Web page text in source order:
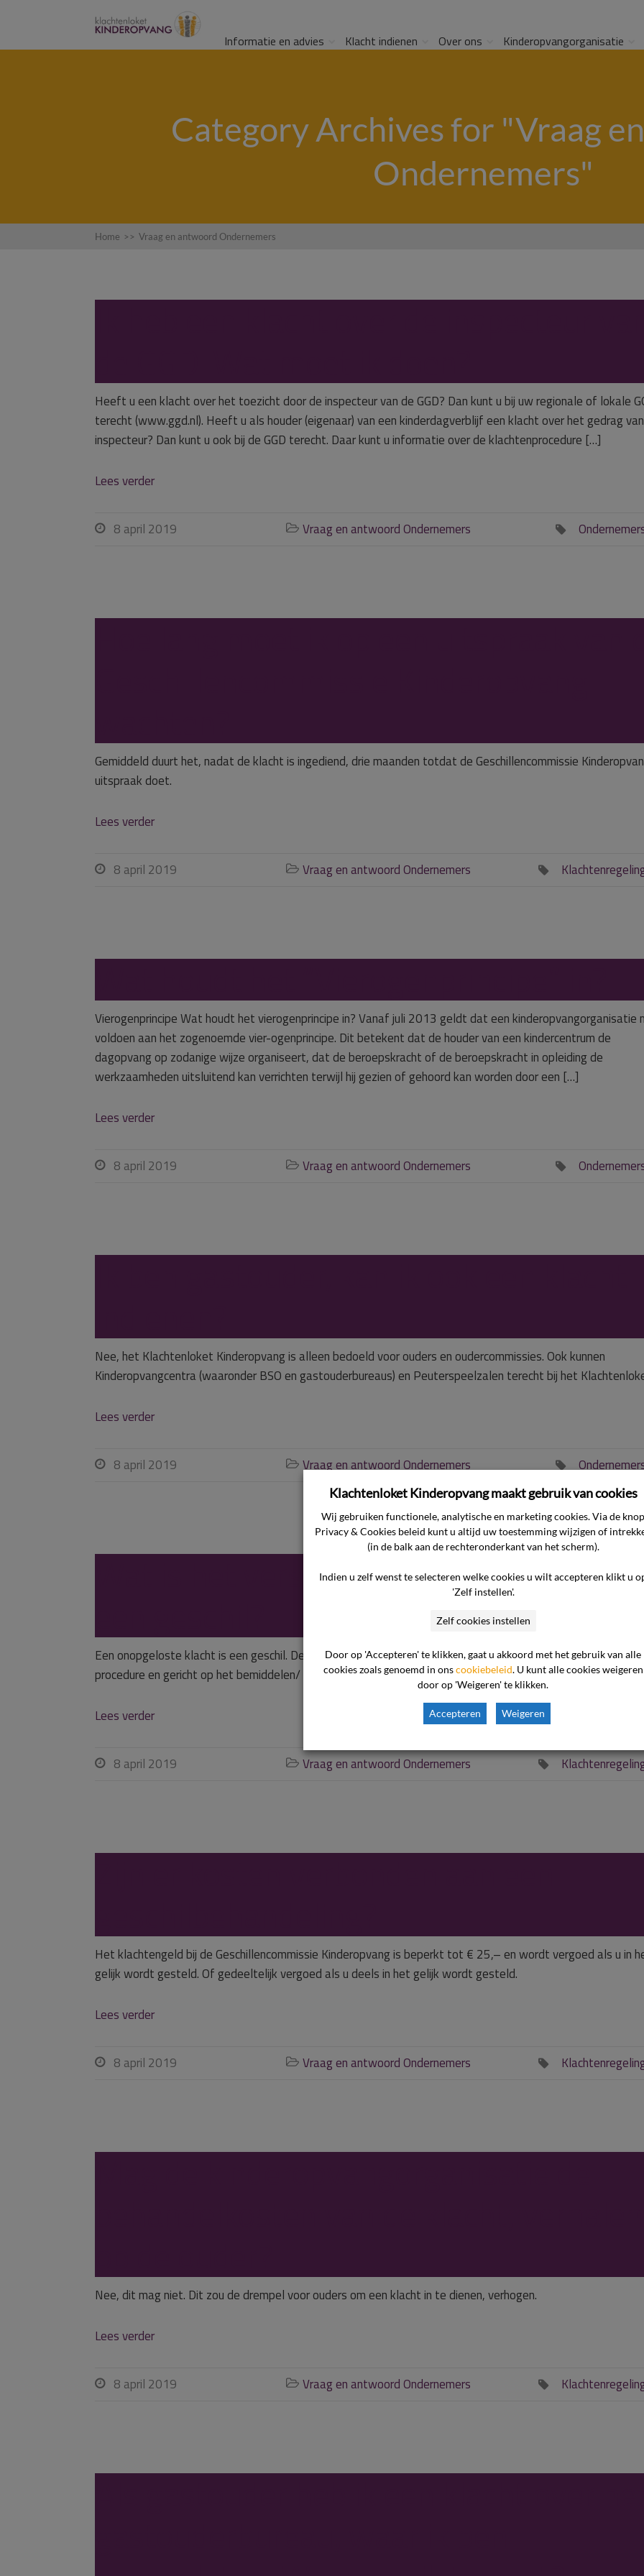
Informatie en advies Klacht indienen Over ons Kinderopvangorganisatie
Category Archives for "Vraag
Ondernemers"
Home >> Vraag en antwoord Ondernemers
Heeft u een klacht over het toezicht door de inspecteur van de GGD? Dan kunt u bij uw regionale of lokale
terecht (www.ggd.nl). Heeft u als houder (eigenaar) van een kinderdagverblijf een klacht over het gedrag
inspecteur? Dan kunt u ook bij de GGD terecht. Daar kunt u informatie over de klachtenprocedure […]
Lees verder
 8 april 2019  Vraag en antwoord Ondernemers 
Gemiddeld duurt het, nadat de klacht is ingediend, drie maanden totdat de Geschillencommissie
uitspraak doet.
Lees verder
 8 april 2019  Vraag en antwoord Ondernemers 
Vierogenprincipe Wat houdt het vierogenprincipe in? Vanaf juli 2013 geldt dat een kinderopvangorganisatie
voldoen aan het zogenoemde vier-ogenprincipe. Dit betekent dat de houder van een kindercentrum de
dagopvang op zodanige wijze organiseert, dat de beroepskracht of de beroepskracht in opleiding de
werkzaamheden uitsluitend kan verrichten terwijl hij gezien of gehoord kan worden door een […]
Lees verder
 8 april 2019  Vraag en antwoord Ondernemers 
Nee, het Klachtenloket Kinderopvang is alleen bedoeld voor ouders en oudercommissies. Ook kunnen
Kinderopvangcentra (waaronder BSO en gastouderbureaus) en Peuterspeelzalen terecht bij het
Lees verder
 8 april 2019  Vraag en antwoord Ondernemers 
Wat is het verschil tussen een klacht en
Een onopgeloste klacht is een geschil. De klachtenprocedure bij het Klachtenloket Kinderopvang is een
procedure en gericht op het bemiddelen/ informatie verschaffen om de klacht samen op te lossen.
Lees verder
 8 april 2019  Vraag en antwoord Ondernemers 
Het klachtengeld bij de Geschillencommissie Kinderopvang is beperkt tot € 25,– en wordt vergoed als u in
gelijk wordt gesteld. Of gedeeltelijk vergoed als u deels in het gelijk wordt gesteld.
Lees verder
 8 april 2019  Vraag en antwoord Ondernemers 
Nee, dit mag niet. Dit zou de drempel voor ouders om een klacht in te dienen, verhogen.
Lees verder
 8 april 2019  Vraag en antwoord Ondernemers 
Klachtenloket Kinderopvang maakt gebruik van cookies
Wij gebruiken functionele, analytische en marketing cookies. Via de knop
Privacy & Cookies beleid kunt u altijd uw toestemming wijzigen of
(in de balk aan de rechteronderkant van het scherm).
Indien u zelf wenst te selecteren welke cookies u wilt accepteren klikt u
'Zelf instellen'.
Zelf cookies instellen
Door op 'Accepteren' te klikken, gaat u akkoord met het gebruik van alle
cookies zoals genoemd in onscookiebeleid. U kunt alle cookies weigeren
door op 'Weigeren' te klikken.
Accepteren Weigeren